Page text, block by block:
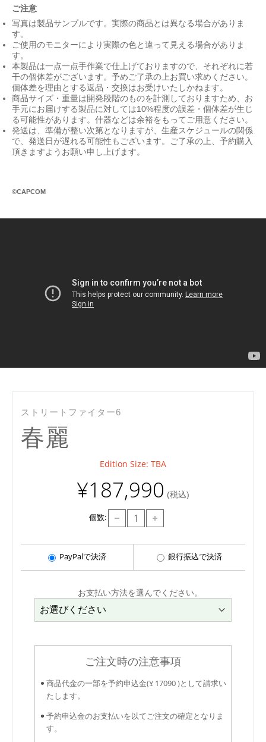
ご注意
写真は製品サンプルです。実際の商品とは異なる場合がありま
す。
ご使用のモニターにより実際の色と違って見える場合がありま
す。
本製品は一点一点手作業で仕上げておりますので、それぞれに若
干の個体差がございます。予めご了承の上お買い求めください。
個体差を理由とする返品・交換はお受けいたしかねます。
商品サイズ・重量は開発段階のものを計測しておりますため、お
手元にお届けする製品に対しては10%程度の誤差・個体差が生じ
る可能性があります。什器などは余裕をもってご用意ください。
発送は、準備が整い次第となりますが、生産スケジュールの関係
で、発送日が遅れる可能性もございます。ご了承の上、予約購入
頂きますようお願い申し上げます。
©CAPCOM
ストリートファイター6
春麗
Edition Size: TBA
¥187,990 (税込)
個数:
PayPalで決済 銀行振込で決済
お支払い方法を選んでください。
ご注文時の注意事項
商品代金の一部を予約申込金(¥ 17090 )として請求い
たします。
予約申込金のお支払いを以てご注文の確定となりま
す。